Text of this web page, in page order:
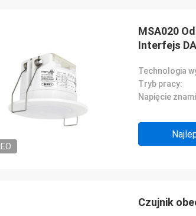
MSA020
Interfejs
Tryb pracy:
Czujnik